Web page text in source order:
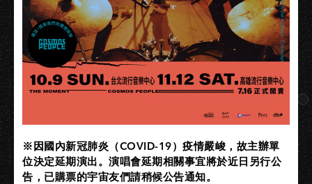
※因國內新冠肺炎（COVID-19）疫情嚴峻，故主辦單
位決定延期演出。演唱會延期相關事宜將於近日另行公
告，已購票的宇宙友們請稍候公告通知。